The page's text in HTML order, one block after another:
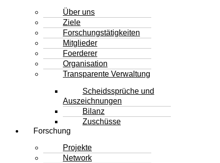
Über uns
Ziele
Forschungstätigkeiten
Mitglieder
Foerderer
Organisation
Transparente Verwaltung
Scheidssprüche und
Auszeichnungen
Bilanz
Zuschüsse
Forschung
Projekte
Network